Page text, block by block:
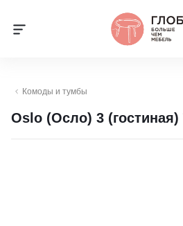
Комоды и тумбы
Oslo (Осло) 3